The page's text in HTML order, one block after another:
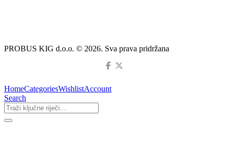
PROBUS KIG d.o.o. © 2026. Sva prava pridržana
HomeCategoriesWishlistAccount
Search